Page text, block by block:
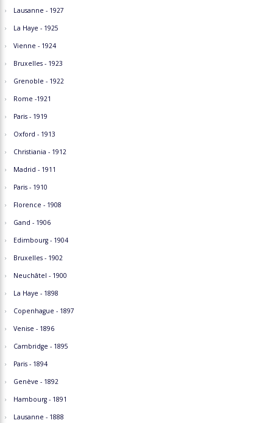
Lausanne - 1927
La Haye - 1925
Vienne - 1924
Bruxelles - 1923
Grenoble - 1922
Rome -1921
Paris - 1919
Oxford - 1913
Christiania - 1912
Madrid - 1911
Paris - 1910
Florence - 1908
Gand - 1906
Edimbourg - 1904
Bruxelles - 1902
Neuchâtel - 1900
La Haye - 1898
Copenhague - 1897
Venise - 1896
Cambridge - 1895
Paris - 1894
Genève - 1892
Hambourg - 1891
Lausanne - 1888